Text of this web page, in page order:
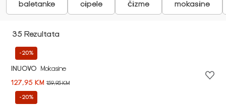
baletanke cipele čizme mokasine
35 Rezultata
-20%
INUOVO
Mokasine
127,95 KM 159,95 KM
-20%